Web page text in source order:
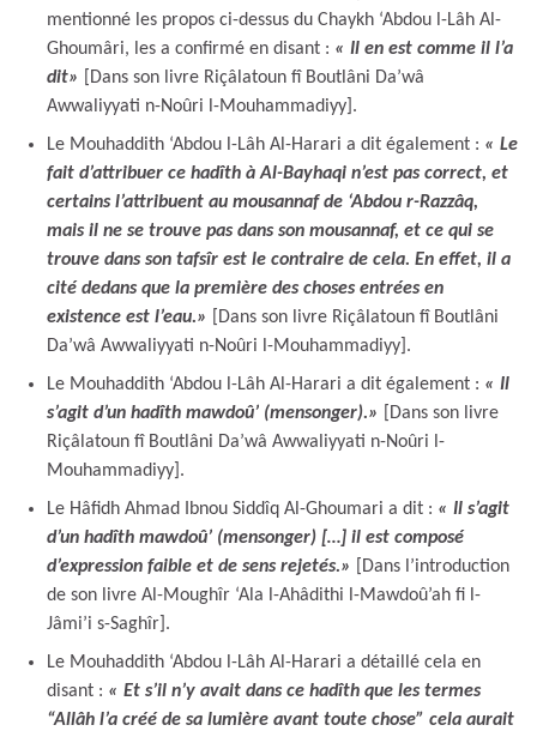
mentionné les propos ci-dessus du Chaykh ‘Abdou l-Lâh Al-
Ghoumâri, les a confirmé en disant : « Il en est comme il l’a
dit»
[Dans son livre Riçâlatoun fî Boutlâni Da’wâ
Awwaliyyati n-Noûri l-Mouhammadiyy].
Le Mouhaddith ‘Abdou l-Lâh Al-Harari a dit également : « Le
fait d’attribuer ce hadîth à Al-Bayhaqi n’est pas correct, et
certains l’attribuent au mousannaf de ‘Abdou r-Razzâq,
mais il ne se trouve pas dans son mousannaf, et ce qui se
trouve dans son tafsîr est le contraire de cela. En effet, il a
cité dedans que la première des choses entrées en
existence est l’eau.»
[Dans son livre Riçâlatoun fî Boutlâni
Da’wâ Awwaliyyati n-Noûri l-Mouhammadiyy].
Le Mouhaddith ‘Abdou l-Lâh Al-Harari a dit également : « Il
s’agit d’un hadîth mawdoû’ (mensonger).»
[Dans son livre
Riçâlatoun fî Boutlâni Da’wâ Awwaliyyati n-Noûri l-
Mouhammadiyy].
Le Hâfidh Ahmad Ibnou Siddîq Al-Ghoumari a dit : « Il s’agit
d’un hadîth mawdoû’ (mensonger) […] il est composé
d’expression faible et de sens rejetés.»
[Dans l’introduction
de son livre Al-Moughîr ‘Ala l-Ahâdithi l-Mawdoû’ah fi l-
Jâmi’i s-Saghîr].
Le Mouhaddith ‘Abdou l-Lâh Al-Harari a détaillé cela en
disant : « Et s’il n’y avait dans ce hadîth que les termes
“Allâh l’a créé de sa lumière avant toute chose” cela aurait